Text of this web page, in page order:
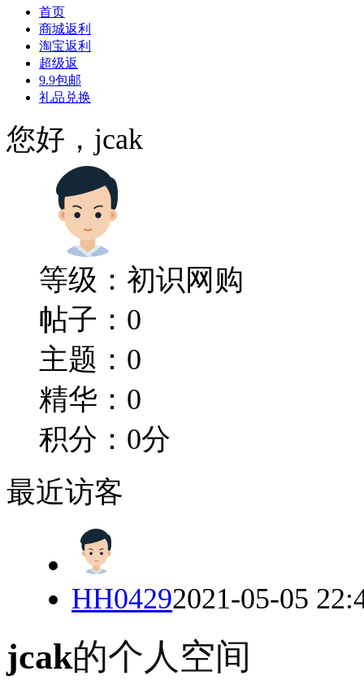
首页
商城返利
淘宝返利
超级返
9.9包邮
礼品兑换
您好，jcak
等级：初识网购
帖子：0
主题：0
精华：0
积分：0分
最近访客
HH04292021-05-05
jcak的个人空间